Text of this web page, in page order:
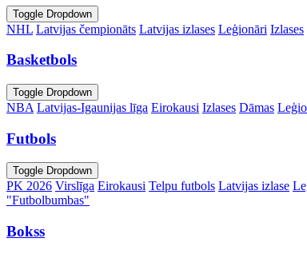
Toggle Dropdown
NHL Latvijas čempionāts Latvijas izlases Leģionāri Izlases
Basketbols
Toggle Dropdown
NBA Latvijas-Igaunijas līga Eirokausi Izlases Dāmas
Futbols
Toggle Dropdown
PK 2026 Virslīga Eirokausi Telpu futbols Latvijas izlase
"Futbolbumbas"
Bokss